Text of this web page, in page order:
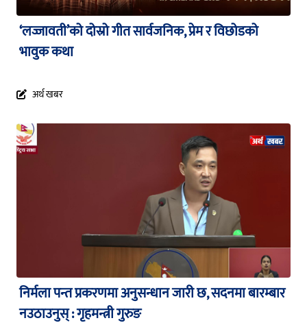
‘लज्जावती’को दोस्रो गीत सार्वजनिक, प्रेम र विछोडको
भावुक कथा
अर्थ खबर
निर्मला पन्त प्रकरणमा अनुसन्धान जारी छ, सदनमा बारम्बार
नउठाउनुस् : गृहमन्त्री गुरुङ